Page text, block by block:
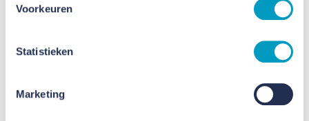
Voorkeuren
Statistieken
Marketing